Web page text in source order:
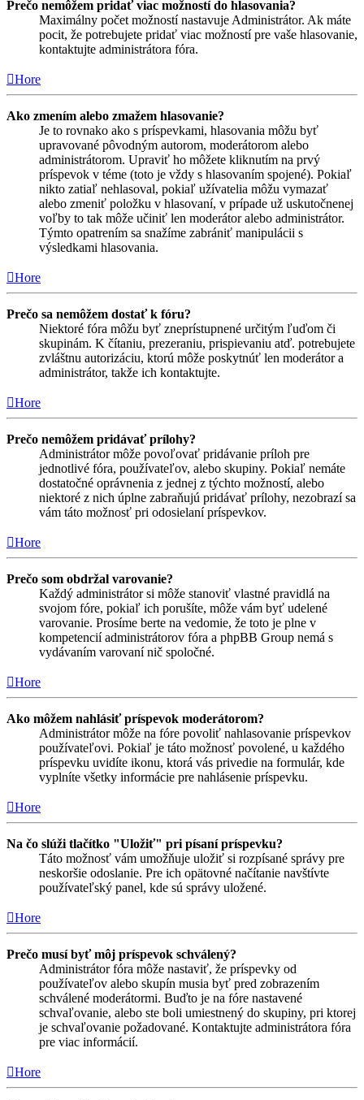
Prečo nemôžem pridať viac možností do hlasovania?
Maximálny počet možností nastavuje Administrátor. Ak máte
pocit, že potrebujete pridať viac možností pre vaše hlasovanie,
kontaktujte administrátora fóra.
Hore
Ako zmením alebo zmažem hlasovanie?
Je to rovnako ako s príspevkami, hlasovania môžu byť
upravované pôvodným autorom, moderátorom alebo
administrátorom. Upraviť ho môžete kliknutím na prvý
príspevok v téme (toto je vždy s hlasovaním spojené). Pokiaľ
nikto zatiaľ nehlasoval, pokiaľ užívatelia môžu vymazať
alebo zmeniť položku v hlasovaní, v prípade už uskutočnenej
voľby to tak môže učiniť len moderátor alebo administrátor.
Týmto opatrením sa snažíme zabrániť manipulácii s
výsledkami hlasovania.
Hore
Prečo sa nemôžem dostať k fóru?
Niektoré fóra môžu byť zneprístupnené určitým ľuďom či
skupinám. K čítaniu, prezeraniu, prispievaniu atď. potrebujete
zvláštnu autorizáciu, ktorú môže poskytnúť len moderátor a
administrátor, takže ich kontaktujte.
Hore
Prečo nemôžem pridávať prílohy?
Administrátor môže povoľovať pridávanie príloh pre
jednotlivé fóra, používateľov, alebo skupiny. Pokiaľ nemáte
dostatočné oprávnenia z jednej z týchto možností, alebo
niektoré z nich úplne zabraňujú pridávať prílohy, nezobrazí sa
vám táto možnosť pri odosielaní príspevkov.
Hore
Prečo som obdržal varovanie?
Každý administrátor si môže stanoviť vlastné pravidlá na
svojom fóre, pokiaľ ich porušíte, môže vám byť udelené
varovanie. Prosíme berte na vedomie, že toto je plne v
kompetencií administrátorov fóra a phpBB Group nemá s
vydávaním varovaní nič spoločné.
Hore
Ako môžem nahlásiť príspevok moderátorom?
Administrátor môže na fóre povoliť nahlasovanie príspevkov
používateľovi. Pokiaľ je táto možnosť povolené, u každého
príspevku uvidíte ikonu, ktorá vás privedie na formulár, kde
vyplníte všetky informácie pre nahlásenie príspevku.
Hore
Na čo slúži tlačítko "Uložiť" pri písaní príspevku?
Táto možnosť vám umožňuje uložiť si rozpísané správy pre
neskoršie odoslanie. Pre ich opätovné načítanie navštívte
používateľský panel, kde sú správy uložené.
Hore
Prečo musí byť môj príspevok schválený?
Administrátor fóra môže nastaviť, že príspevky od
používateľov alebo skupín musia byť pred zobrazením
schválené moderátormi. Buďto je na fóre nastavené
schvaľovanie, alebo ste boli umiestnený do skupiny, pri ktorej
je schvaľovanie požadované. Kontaktujte administrátora fóra
pre viac informácií.
Hore